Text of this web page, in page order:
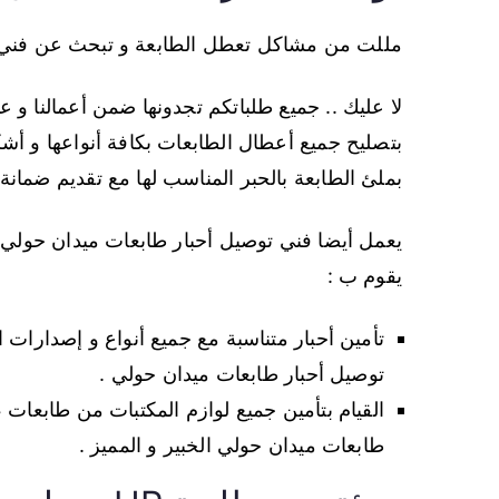
مللت من مشاكل تعطل الطابعة و تبحث عن فني
لا عليك .. جميع طلباتكم تجدونها ضمن أعمالنا
بتصليح جميع أعطال الطابعات بكافة أنواعها و
بملئ الطابعة بالحبر المناسب لها مع تقديم ضمانة
يعمل أيضا فني توصيل أحبار طابعات ميدان
يقوم ب :
تأمين أحبار متناسبة مع جميع أنواع و
توصيل أحبار طابعات ميدان حولي .
القيام بتأمين جميع لوازم المكتبات من
طابعات ميدان حولي الخبير و المميز .